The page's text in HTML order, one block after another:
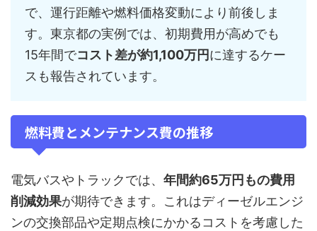
で、運行距離や燃料価格変動により前後しま
す。東京都の実例では、初期費用が高めでも
15年間でコスト差が約1,100万円に達するケー
スも報告されています。
燃料費とメンテナンス費の推移
電気バスやトラックでは、 年間約65万円もの費用
削減効果が期待できます。これはディーゼルエンジ
ンの交換部品や定期点検にかかるコストを考慮した